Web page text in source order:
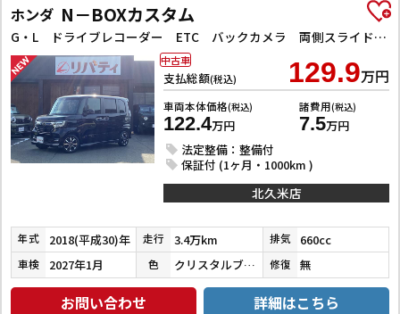
ホンダ N－BOXカスタム
G・L ドライブレコーダー ETC バックカメラ 両側スライド・片側電動 ナビ TV クリアランスソナー オートクルーズコントロール レーンアシスト 衝突被害軽減システム オートライト スマートキー
支払総額(税込) 129.9万円
車両本体価格(税込)
122.4万円
諸費用(税込)
7.5万円
法定整備：整備付
保証付 (1ヶ月・1000km )
中古車
北久米店
年式 2018(平成30)年 走行 3.4万km 排気 660cc
車検 2027年1月 色 クリスタルブラックパール 修復 無
お問い合わせ 詳細はこちら